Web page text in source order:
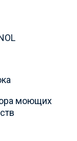
моющих